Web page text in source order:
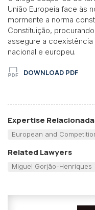
União Europeia face às
mormente a norma
Constituição,
assegure a
nacional e europeu.
DOWNLOAD PDF
Expertise
European and
Related Lawyers
Miguel Gorjão-Henriques